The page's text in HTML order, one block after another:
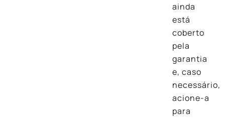
ainda
está
coberto
pela
garantia
e, caso
necessário,
acione-a
para